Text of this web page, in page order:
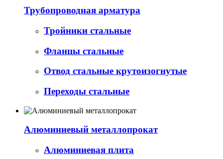
Трубопроводная арматура
Тройники стальные
Фланцы стальные
Отвод стальные крутоизогнутые
Переходы стальные
Алюминиевый металлопрокат
Алюминиевая плита